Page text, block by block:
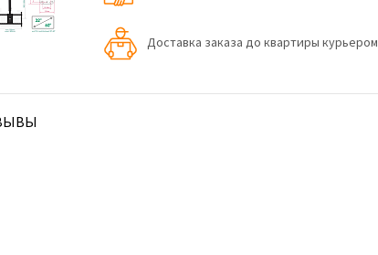
Доставка заказа до квартиры курьером